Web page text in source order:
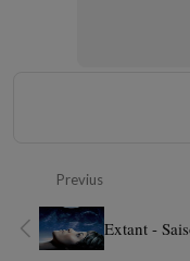
Previus
Extant -